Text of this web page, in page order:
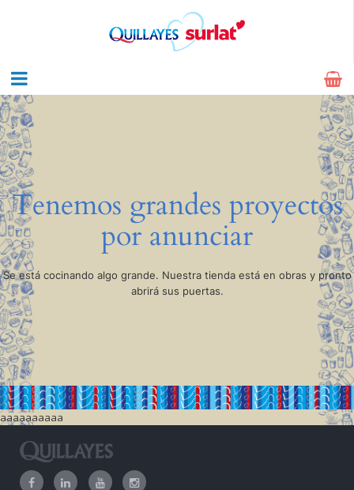
Tenemos grandes proyectos
por anunciar
Se está cocinando algo grande. Nuestra tienda está en obras y pronto
abrirá sus puertas.
aaaaaaaaaa